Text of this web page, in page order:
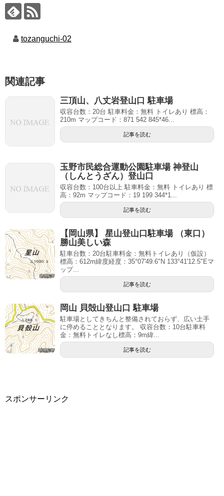
tozanguchi-02
関連記事
三頂山、八丈岩登山口 駐車場
収容台数：20台 駐車料金：無料 トイレあり 標高：
210m マップコード：871 542 845*46...
記事を読む
玉野市民総合運動公園駐車場 神登山
（しんとうざん）登山口
収容台数：100台以上 駐車料金：無料 トイレあり 標
高：92m マップコード：19 199 344*1...
記事を読む
【岡山県】 星山登山口駐車場 （東口）
勝山美しい森
駐車台数：20台駐車料金：無料トイレあり（仮設）
標高：612m緯度経度：35°07'49.6"N 133°41'12.5"Eマ
ップ...
記事を読む
岡山 貝殻山登山口 駐車場
駐車場としてきちんと整備されておらず、広い土手
に停めることとなります。 収容台数：10台駐車料
金：無料トイレなし標高：9m緯...
記事を読む
スポンサーリンク